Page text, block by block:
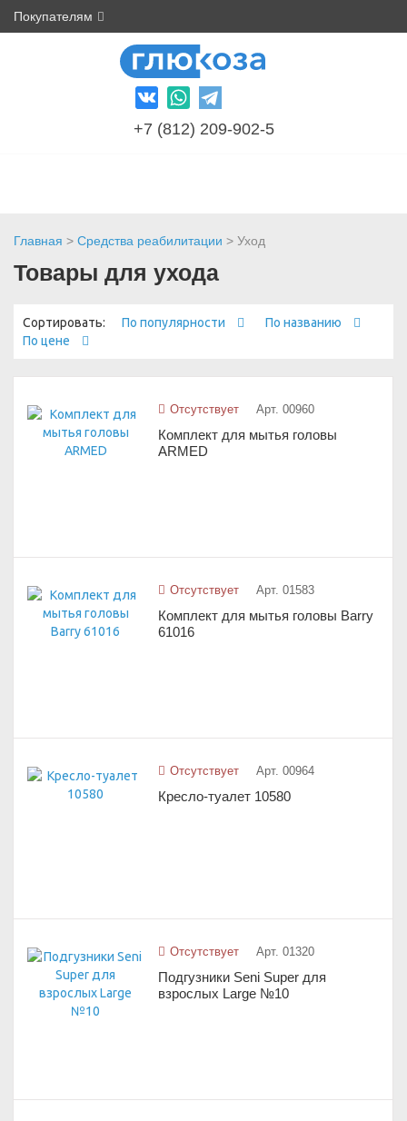
Покупателям
+7 (812) 209-902-5
Главная > Средства реабилитации > Уход
Товары для ухода
Сортировать: По популярности
По названию
По цене
Отсутствует Арт. 00960
Комплект для мытья головы
ARMED
Отсутствует Арт. 01583
Комплект для мытья головы Barry
61016
Отсутствует Арт. 00964
Кресло-туалет 10580
Отсутствует Арт. 01320
Подгузники Seni Super для
взрослых Large №10